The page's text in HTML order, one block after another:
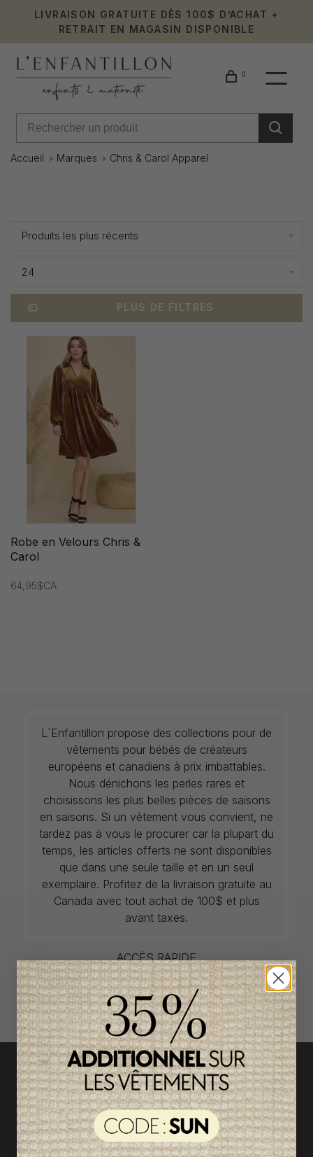
LIVRAISON GRATUITE DÈS 100$ D’ACHAT +
RETRAIT EN MAGASIN DISPONIBLE
0
Accueil Marques Chris & Carol Apparel
Apparel
Produits les plus récents
24
PLUS DE FILTRES
Robe en Velours Chris &
Carol
64,95$CA
L`Enfantillon propose des collections pour de
vêtements pour bébés de créateurs
européens et canadiens à prix imbattables.
Nous dénichons les perles rares et
choisissons les plus belles pièces de saisons
en saisons. Si un vêtement vous convient, ne
tardez pas à vous le procurer car la plupart du
temps, les articles offerts ne sont disponibles
que dans une seule taille et en un seul
exemplaire. Profitez de la livraison gratuite au
Canada avec tout achat de 100$ et plus
avant taxes.
ACCÈS RAPIDE
magasinez par catégorie